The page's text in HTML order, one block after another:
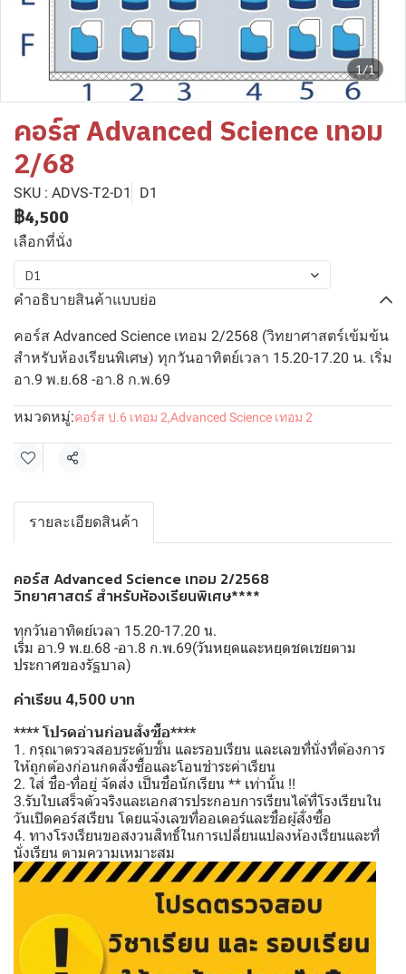
1/1
คอร์ส Advanced Science เทอม
2/68
SKU : ADVS-T2-D1 D1
฿4,500
เลือกที่นั่ง
D1
คำอธิบายสินค้าแบบย่อ
คอร์ส Advanced Science เทอม 2/2568 (วิทยาศาสตร์เข้มข้น
สำหรับห้องเรียนพิเศษ) ทุกวันอาทิตย์เวลา 15.20-17.20 น. เริ่ม
อา.9 พ.ย.68 -อา.8 ก.พ.69
หมวดหมู่:คอร์ส ป.6 เทอม 2,Advanced Science เทอม 2
แชร์
รายละเอียดสินค้า
คอร์ส Advanced Science เทอม 2/2568
วิทยาศาสตร์ สำหรับห้องเรียนพิเศษ****
ทุกวันอาทิตย์เวลา 15.20-17.20 น.
เริ่ม อา.9 พ.ย.68 -อา.8 ก.พ.69(วันหยุดและหยุดชดเชยตาม
ประกาศของรัฐบาล)
ค่าเรียน 4,500 บาท
**** โปรดอ่านก่อนสั่งซื้อ****
1. กรุณาตรวจสอบระดับชั้น และรอบเรียน และเลขที่นั่งที่ต้องการ
ให้ถูกต้องก่อนกดสั่งซื้อและโอนชำระค่าเรียน
2. ใส่ ชื่อ-ที่อยู่ จัดส่ง เป็นชื่อนักเรียน ** เท่านั้น !!
3.รับใบเสร็จตัวจริงและเอกสารประกอบการเรียนได้ที่โรงเรียนใน
วันเปิดคอร์สเรียน โดยแจ้งเลขที่ออเดอร์และชื่อผู้สั่งซื้อ
4. ทางโรงเรียนขอสงวนสิทธิ์ในการเปลี่ยนแปลงห้องเรียนและที่
นั่งเรียน ตามความเหมาะสม